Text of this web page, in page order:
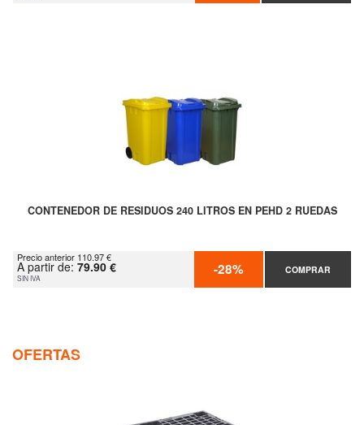
CONTENEDOR DE RESIDUOS 240 LITROS EN PEHD 2 RUEDAS
Precio anterior 110.97 €
A partir de: 79.90 €
SIN IVA -28% COMPRAR
OFERTAS